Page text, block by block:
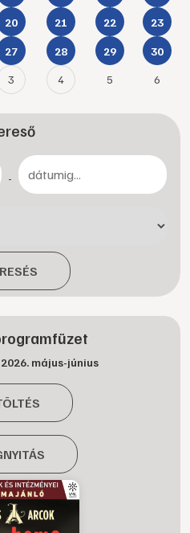
20 21 22 23
27 28 29 30
3 4 5 6
-
május-június